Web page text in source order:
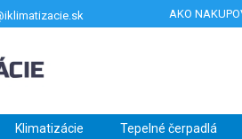
AKO
Klimatizácie Tepelné čerpadlá